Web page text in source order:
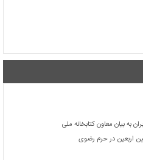
به بیان معاون کتابخانه ملی
اربعین در حرم رضوی